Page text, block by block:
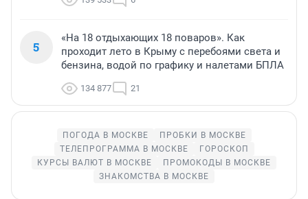
5
«На 18 отдыхающих 18 поваров». Как
проходит лето в Крыму с перебоями света и
бензина, водой по графику и налетами БПЛА
134 877 21
ПОГОДА В МОСКВЕ
ПРОБКИ В МОСКВЕ
ТЕЛЕПРОГРАММА В МОСКВЕ
ГОРОСКОП
КУРСЫ ВАЛЮТ В МОСКВЕ
ПРОМОКОДЫ В МОСКВЕ
ЗНАКОМСТВА В МОСКВЕ